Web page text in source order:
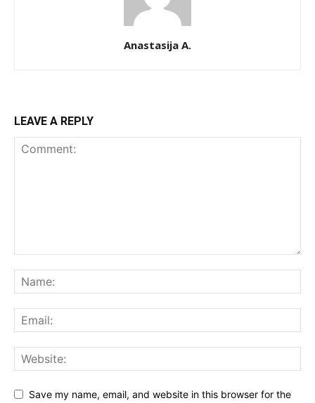
Anastasija A.
LEAVE A REPLY
Save my name, email, and website in this browser for the